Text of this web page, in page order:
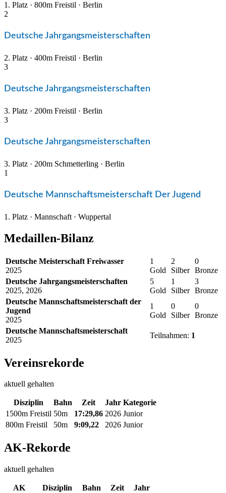
1. Platz · 800m Freistil · Berlin
2
Deutsche Jahrgangsmeisterschaften
2. Platz · 400m Freistil · Berlin
3
Deutsche Jahrgangsmeisterschaften
3. Platz · 200m Freistil · Berlin
3
Deutsche Jahrgangsmeisterschaften
3. Platz · 200m Schmetterling · Berlin
1
Deutsche Mannschaftsmeisterschaft Der Jugend
1. Platz · Mannschaft · Wuppertal
Medaillen-Bilanz
Deutsche Meisterschaft Freiwasser
2025
1
Gold
2
Silber
0
Bronze
Deutsche Jahrgangsmeisterschaften
2025, 2026
5
Gold
1
Silber
3
Bronze
Deutsche Mannschaftsmeisterschaft der
Jugend
2025
1
Gold
0
Silber
0
Bronze
Deutsche Mannschaftsmeisterschaft
2025
Teilnahmen: 1
Vereinsrekorde
aktuell gehalten
Disziplin Bahn Zeit Jahr Kategorie
1500m Freistil 50m 17:29,86 2026 Junior
800m Freistil
50m 9:09,22 2026 Junior
AK-Rekorde
aktuell gehalten
AK Disziplin Bahn Zeit Jahr